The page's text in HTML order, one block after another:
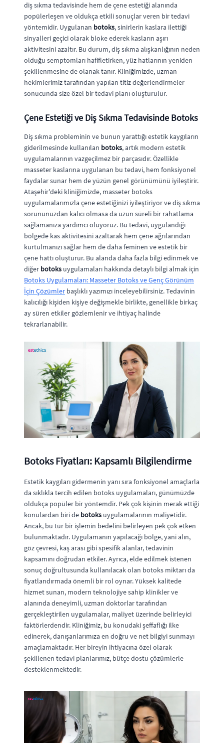
diş sıkma tedavisinde hem de çene estetiği alanında
popülerleşen ve oldukça etkili sonuçlar veren bir tedavi
yöntemidir. Uygulanan botoks, sinirlerin kaslara ilettiği
sinyalleri geçici olarak bloke ederek kasların aşırı
aktivitesini azaltır. Bu durum, diş sıkma alışkanlığının neden
olduğu semptomları hafifletirken, yüz hatlarının yeniden
şekillenmesine de olanak tanır. Kliniğimizde, uzman
hekimlerimiz tarafından yapılan titiz değerlendirmeler
sonucunda size özel bir tedavi planı oluşturulur.
Çene Estetiği ve Diş Sıkma Tedavisinde Botoks
Diş sıkma probleminin ve bunun yarattığı estetik kaygıların
giderilmesinde kullanılan botoks, artık modern estetik
uygulamalarının vazgeçilmez bir parçasıdır. Özellikle
masseter kaslarına uygulanan bu tedavi, hem fonksiyonel
faydalar sunar hem de yüzün genel görünümünü iyileştirir.
Ataşehir'deki kliniğimizde, masseter botoks
uygulamalarımızla çene estetiğinizi iyileştiriyor ve diş sıkma
sorununuzdan kalıcı olmasa da uzun süreli bir rahatlama
sağlamanıza yardımcı oluyoruz. Bu tedavi, uygulandığı
bölgede kas aktivitesini azaltarak hem çene ağrılarından
kurtulmanızı sağlar hem de daha feminen ve estetik bir
çene hattı oluşturur. Bu alanda daha fazla bilgi edinmek ve
diğer botoks uygulamaları hakkında detaylı bilgi almak için
Botoks Uygulamaları: Masseter Botoks ve Genç Görünüm
İçin Çözümler başlıklı yazımızı inceleyebilirsiniz. Tedavinin
kalıcılığı kişiden kişiye değişmekle birlikte, genellikle birkaç
ay süren etkiler gözlemlenir ve ihtiyaç halinde
tekrarlanabilir.
Botoks Fiyatları: Kapsamlı Bilgilendirme
Estetik kaygıları gidermenin yanı sıra fonksiyonel amaçlarla
da sıklıkla tercih edilen botoks uygulamaları, günümüzde
oldukça popüler bir yöntemdir. Pek çok kişinin merak ettiği
konulardan biri de botoks uygulamalarının maliyetidir.
Ancak, bu tür bir işlemin bedelini belirleyen pek çok etken
bulunmaktadır. Uygulamanın yapılacağı bölge, yani alın,
göz çevresi, kaş arası gibi spesifik alanlar, tedavinin
kapsamını doğrudan etkiler. Ayrıca, elde edilmek istenen
sonuç doğrultusunda kullanılacak olan botoks miktarı da
fiyatlandırmada önemli bir rol oynar. Yüksek kalitede
hizmet sunan, modern teknolojiye sahip klinikler ve
alanında deneyimli, uzman doktorlar tarafından
gerçekleştirilen uygulamalar, maliyet üzerinde belirleyici
faktörlerdendir. Kliniğimiz, bu konudaki şeffaflığı ilke
edinerek, danışanlarımıza en doğru ve net bilgiyi sunmayı
amaçlamaktadır. Her bireyin ihtiyacına özel olarak
şekillenen tedavi planlarımız, bütçe dostu çözümlerle
desteklenmektedir.